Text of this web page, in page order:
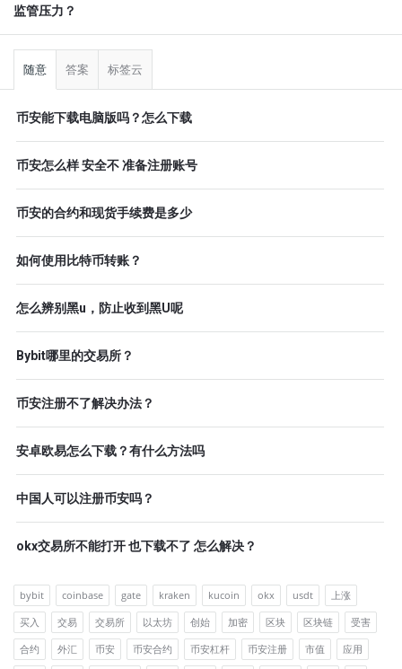
监管压力？
侧
随意 答案 标签云
币安能下载电脑版吗？怎么下载
币安怎么样 安全不 准备注册账号
币安的合约和现货手续费是多少
如何使用比特币转账？
怎么辨别黑u，防止收到黑U呢
Bybit哪里的交易所？
币安注册不了解决办法？
安卓欧易怎么下载？有什么方法吗
中国人可以注册币安吗？
okx交易所不能打开 也下载不了 怎么解决？
bybit coinbase gate kraken kucoin okx usdt
上涨
买入
交易 交易所 以太坊 创始 加密 区块 区块链
受害
合约
外汇 币安 币安合约 币安杠杆 币安注册 市值 应用